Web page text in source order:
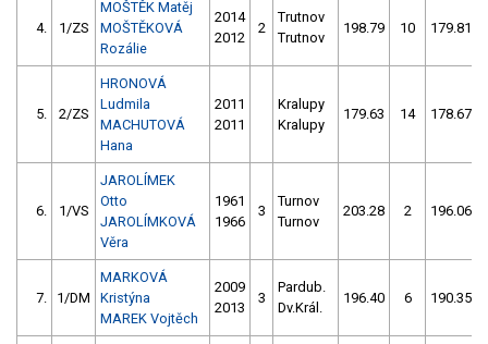
4. 1/ZS
MOŠTĚK Matěj
MOŠTĚKOVÁ
Rozálie
2014
2012
2
Trutnov
Trutnov
198.79 10 179.81
5. 2/ZS
HRONOVÁ
Ludmila
MACHUTOVÁ
Hana
2011
2011
Kralupy
Kralupy
179.63 14 178.67
6. 1/VS
JAROLÍMEK
Otto
JAROLÍMKOVÁ
Věra
1961
1966
3
Turnov
Turnov
203.28 2 196.06
7. 1/DM
MARKOVÁ
Kristýna
MAREK Vojtěch
2009
2013
3
Pardub.
Dv.Král.
196.40 6 190.35